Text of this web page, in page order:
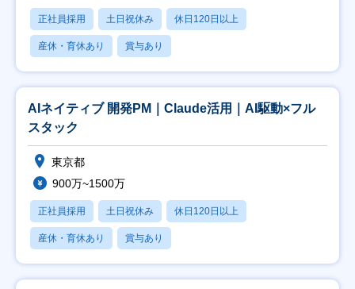
正社員採用 土日祝休み 休日120日以上
産休・育休あり 賞与あり
AIネイティブ 開発PM｜Claude活用｜AI駆動×フル
スタック
東京都
900万~1500万
正社員採用 土日祝休み 休日120日以上
産休・育休あり 賞与あり